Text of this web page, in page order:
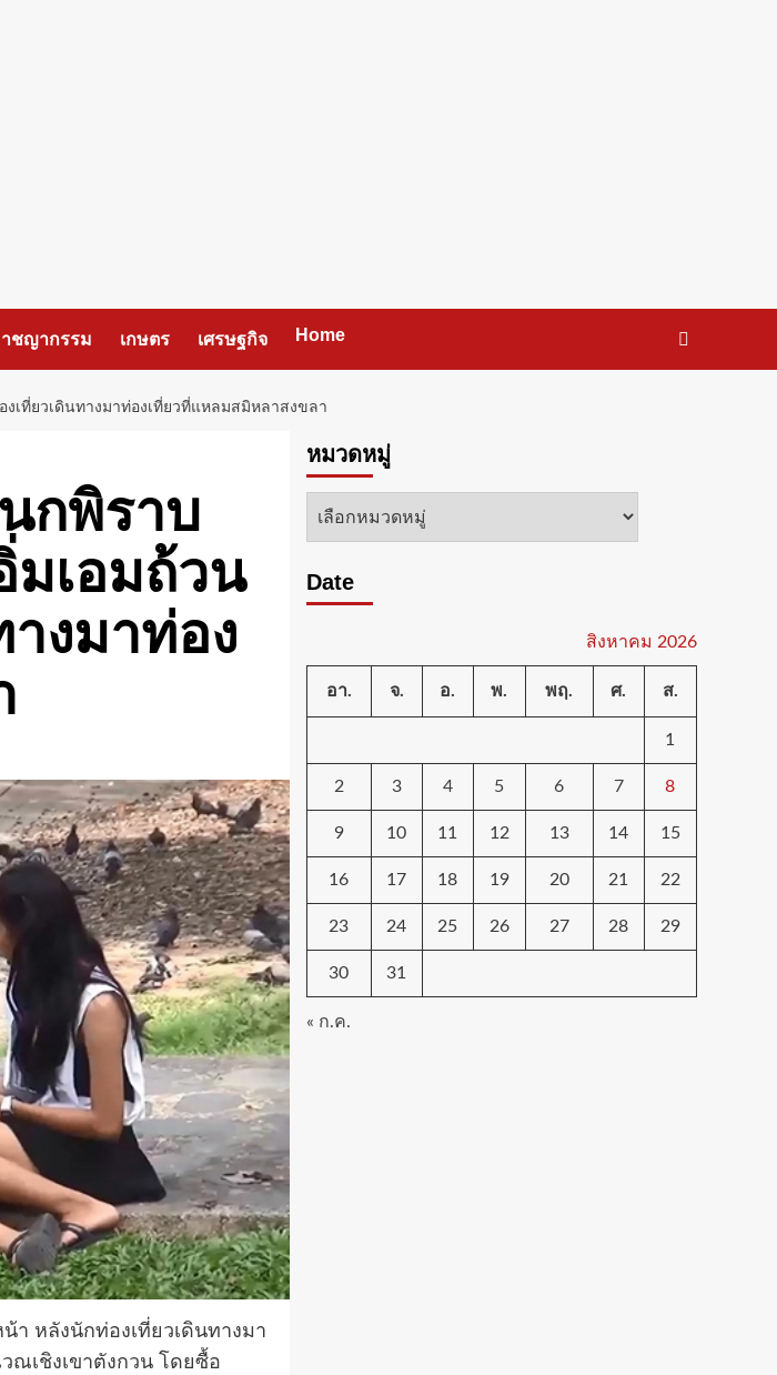
ชญากรรม เกษตร เศรษฐกิจ Home
เที่ยวเดินทางมาท่องเที่ยวที่แหลมสมิหลาสงขลา
กพิราบ
มเอมถ้วน
งมาท่อง
า หลังนักท่องเที่ยวเดินทางมา
ณเชิงเขาตังกวน โดยซื้อ
หมวดหมู่
หมวด
Date
สิงหาคม 2026
อา. จ. อ. พ. พฤ. ศ. ส.
1
2 3 4 5 6 7 8
9 10 11 12 13 14 15
16 17 18 19 20 21 22
23 24 25 26 27 28 29
30 31
« ก.ค.